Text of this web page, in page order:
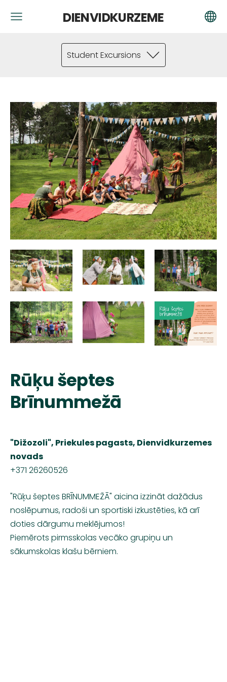
DIENVIDKURZEME
Student Excursions
Rūķu šeptes
Brīnummežā
"Dižozoli", Priekules pagasts, Dienvidkurzemes
novads
+371 26260526
"Rūķu šeptes BRĪNUMMEŽĀ" aicina izzināt dažādus
noslēpumus, radoši un sportiski izkustēties, kā arī
doties dārgumu meklējumos!
Piemērots pirmsskolas vecāko grupiņu un
sākumskolas klašu bērniem.